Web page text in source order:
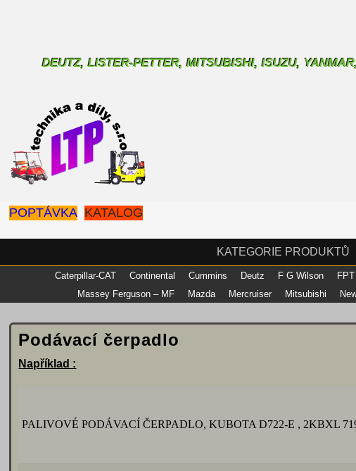
DEUTZ, LISTER-PETTER, MITSUBISHI, ISUZU,
POPTÁVKA KATALOG
KATEGORIE PRODUKTŮ
Caterpillar-CAT Continental Cummins Deutz F G Wilson FPT
Massey Ferguson – MF
Mazda Mercruiser Mitsubishi
Podávací čerpadlo
Například :
PALIVOVÉ PODÁVACÍ ČERPADLO, KUBOTA D722-E , 2KBXL